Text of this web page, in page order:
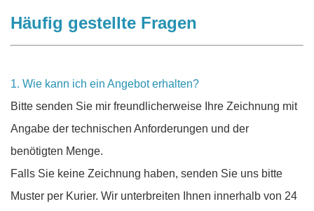
Häufig gestellte Fragen
1. Wie kann ich ein Angebot erhalten?
Bitte senden Sie mir freundlicherweise Ihre Zeichnung mit
Angabe der technischen Anforderungen und der
benötigten Menge.
Falls Sie keine Zeichnung haben, senden Sie uns bitte
Muster per Kurier. Wir unterbreiten Ihnen innerhalb von 24